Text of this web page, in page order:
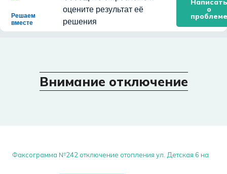
Решаем
вместе
оцените результат её
решения
Написать
о
проблеме
Внимание отключение
Факсограмма №242 отключение отопления ул. Детская 6 на